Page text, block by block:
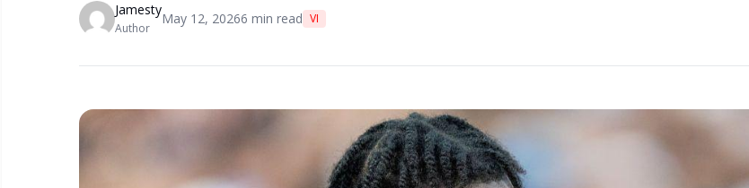
Jamesty
Author
May 12, 20266 min read VI